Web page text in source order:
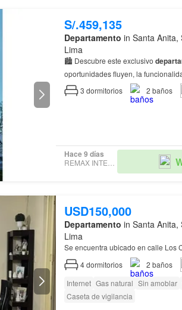
S/.459,135
Departamento in Santa Anita,
Lima
🏙️ Descubre este exclusivo
oportunidades fluyen, la
un estilo de vida dinámico,
3 dormitorios 2 baños
Hace 9 días
USD150,000
Departamento in Santa Anita,
Lima
Se encuentra ubicado en calle Los
4dormitorios 2 baños
Internet Gas natural Sin amoblar
Caseta de vigilancia